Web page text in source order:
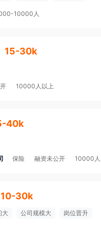
10000人
15-30k
10000人以上
40k
保险 融资未公开 10000
10-30k
大 公司规模大 岗位晋升